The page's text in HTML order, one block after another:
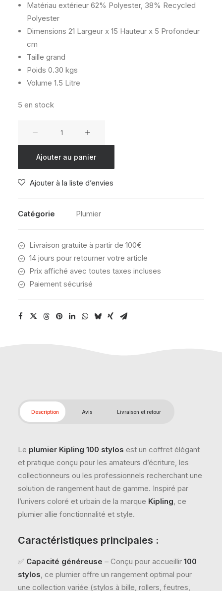
Matériau extérieur 62% Polyester, 38% Recycled
Polyester
Dimensions 21 Largeur x 15 Hauteur x 5 Profondeur
cm
Taille grand
Poids 0.30 kgs
Volume 1.5 Litre
5 en stock
DARK
STAMP
Ajouter au panier
Ajouter à la liste d’envies
Catégorie Plumier
Livraison gratuite à partir de 100€
14 jours pour retourner votre article
Prix affiché avec toutes taxes incluses
Paiement sécurisé
Description Avis Livraison et retour
Le plumier Kipling 100 stylos est un coffret élégant
et pratique conçu pour les amateurs d’écriture, les
collectionneurs ou les professionnels recherchant une
solution de rangement haut de gamme. Inspiré par
l’univers coloré et urbain de la marque Kipling, ce
plumier allie fonctionnalité et style.
Caractéristiques principales :
✅ Capacité généreuse – Conçu pour accueillir 100
stylos, ce plumier offre un rangement optimal pour
une collection variée (stylos à bille, rollers, feutres,